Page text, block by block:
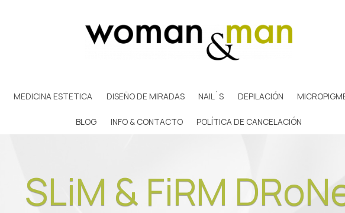
MEDICINA ESTETICA DISEÑO DE MIRADAS NAIL`S DEPILACIÓN
BLOG INFO & CONTACTO POLÍTICA DE CANCELACIÓN
SLiM & FiRM